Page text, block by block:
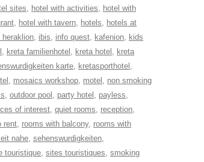
sites, hotel with activities, hotel with
, hotel with tavern, hotels, hotels at
heraklion, ibis, info quest, kafenion, kids
, kreta familienhotel , kreta hotel , kreta
karte, kretasporthotel ,
, mosaics workshop, motel , non smoking
, outdoor pool , party hotel , payless,
of interest, quiet rooms, reception,
rent, rooms with balcony, rooms with
nahe, sehenswurdigkeiten,
touristique, sites touristiques, smoking